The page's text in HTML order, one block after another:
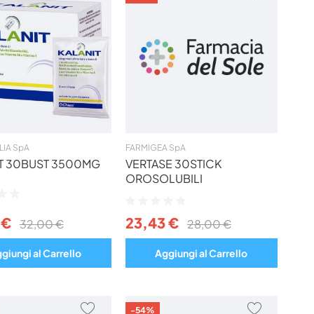
SpA
30BUST 3500MG
32,00 €
al Carrello
AI
PREFERITI
FARMIGEA SpA
VERTASE 30STICK
OROSOLUBILI
23,43 € 28,00 €
Aggiungi al Carrello
AGGIUNGI
-54%